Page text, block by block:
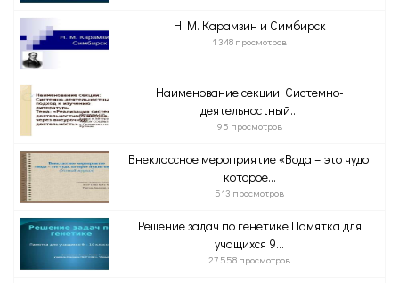
Н. М. Карамзин и Симбирск
1 348 просмотров
Наименование секции: Системно-
деятельностный...
95 просмотров
Внеклассное мероприятие «Вода – это чудо,
которое...
513 просмотров
Решение задач по генетике Памятка для
учащихся 9...
27 558 просмотров